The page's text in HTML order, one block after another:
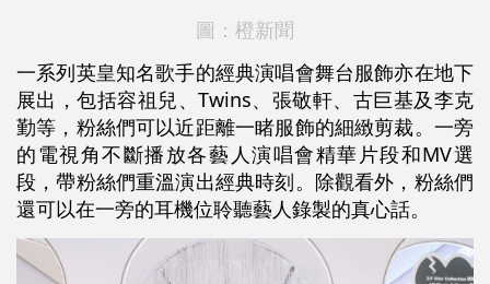
圖：橙新聞
一系列英皇知名歌手的經典演唱會舞台服飾亦在地下
展出，包括容祖兒、Twins、張敬軒、古巨基及李克
勤等，粉絲們可以近距離一睹服飾的細緻剪裁。一旁
的電視角不斷播放各藝人演唱會精華片段和MV選
段，帶粉絲們重溫演出經典時刻。除觀看外，粉絲們
還可以在一旁的耳機位聆聽藝人錄製的真心話。